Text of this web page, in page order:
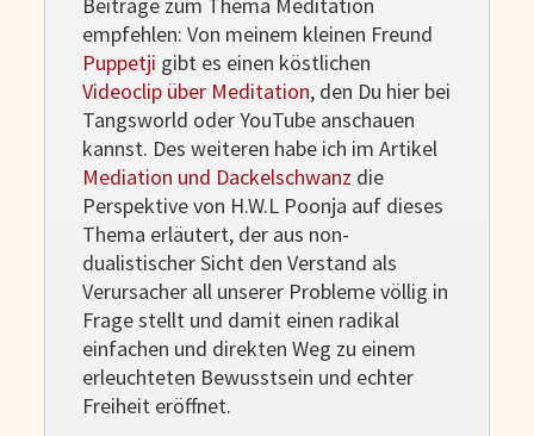
empfehlen: Von meinem kleinen Freund
Puppetji gibt es einen köstlichen
Videoclip über Meditation, den Du hier bei
Tangsworld oder YouTube anschauen
kannst. Des weiteren habe ich im Artikel
Mediation und Dackelschwanz die
Perspektive von H.W.L Poonja auf dieses
Thema erläutert, der aus non-
dualistischer Sicht den Verstand als
Verursacher all unserer Probleme völlig in
Frage stellt und damit einen radikal
einfachen und direkten Weg zu einem
erleuchteten Bewusstsein und echter
Freiheit eröffnet.